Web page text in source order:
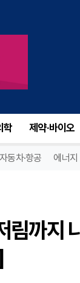
학 제약·바이오
자동차·항공 에너지
림까지